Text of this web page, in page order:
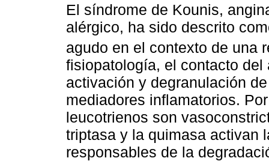
El síndrome de Kounis,
alérgico, ha sido descrito
agudo en el contexto de una
fisiopatología, el contacto
activación y degranulación
mediadores inflamatorios.
leucotrienos son
triptasa y la quimasa activan
responsables de la